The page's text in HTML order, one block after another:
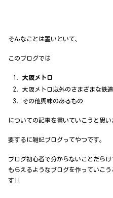
そんなことは置いといて、
このブログでは
大阪メトロ
大阪メトロ以外のさまざまな鉄道
その他興味のあるもの
についての記事を書いていこうと思い
要するに雑記ブログってやつです。
ブログ初心者で分からないことだら
もらえるようなブログを作っていこ
す!!